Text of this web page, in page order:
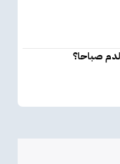
صباحا؟